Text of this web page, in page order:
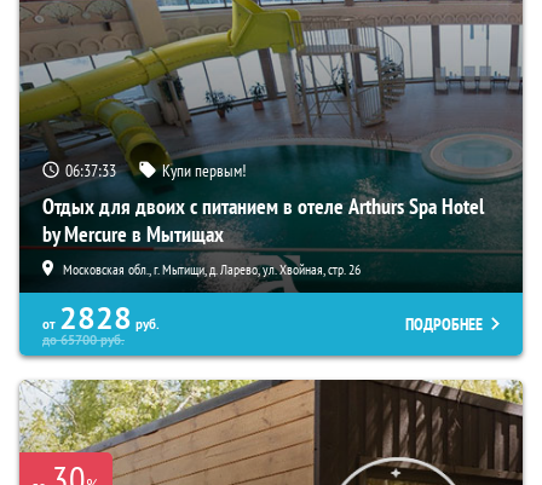
06:37:31 Купи первым!
Отдых для двоих с питанием в отеле Arthurs Spa Hotel
by Mercure в Мытищах
Московская обл., г. Мытищи, д. Ларево, ул. Хвойная, стр. 26
от 2828 руб.
до65700руб.
ПОДРОБНЕЕ